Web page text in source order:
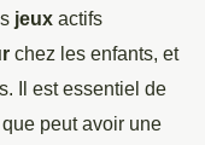
jeux actifs
chez les enfants, et
Il est essentiel de
peut avoir une